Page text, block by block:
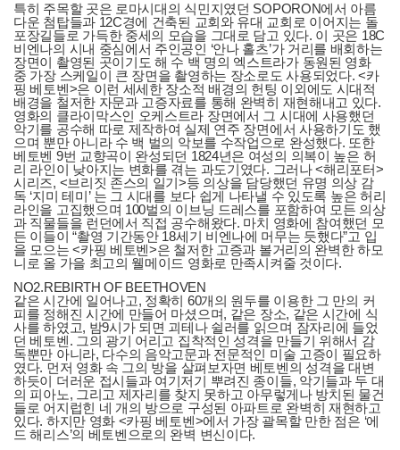
특히 주목할 곳은 로마시대의 식민지였던 SOPORON에서 아름
다운 첨탑들과 12C경에 건축된 교회와 유대 교회로 이어지는 돌
포장길들로 가득한 중세의 모습을 그대로 담고 있다. 이 곳은 18C
비엔나의 시내 중심에서 주인공인 ‘안나 홀츠’가 거리를 배회하는
장면이 촬영된 곳이기도 해 수 백 명의 엑스트라가 동원된 영화
중 가장 스케일이 큰 장면을 촬영하는 장소로도 사용되었다. <카
핑 베토벤>은 이런 세세한 장소적 배경의 헌팅 이외에도 시대적
배경을 철저한 자문과 고증자료를 통해 완벽히 재현해내고 있다.
영화의 클라이막스인 오케스트라 장면에서 그 시대에 사용했던
악기를 공수해 따로 제작하여 실제 연주 장면에서 사용하기도 했
으며 뿐만 아니라 수 백 벌의 악보를 수작업으로 완성했다. 또한
베토벤 9번 교향곡이 완성되던 1824년은 여성의 의복이 높은 허
리 라인이 낮아지는 변화를 겪는 과도기였다. 그러나 <해리포터>
시리즈, <브리짓 존스의 일기>등 의상을 담당했던 유명 의상 감
독 ‘지미 테미’ 는 그 시대를 보다 쉽게 나타낼 수 있도록 높은 허리
라인을 고집했으며 100벌의 이브닝 드레스를 포함하여 모든 의상
과 직물들을 런던에서 직접 공수해왔다. 마치 영화에 참여했던 모
든 이들이 “촬영 기간동안 18세기 비엔나에 머무는 듯했다”고 입
을 모으는 <카핑 베토벤>은 철저한 고증과 볼거리의 완벽한 하모
니로 올 가을 최고의 웰메이드 영화로 만족시켜줄 것이다.
NO2.REBIRTH OF BEETHOVEN
같은 시간에 일어나고, 정확히 60개의 원두를 이용한 그 만의 커
피를 정해진 시간에 만들어 마셨으며, 같은 장소, 같은 시간에 식
사를 하였고, 밤9시가 되면 괴테나 쉴러를 읽으며 잠자리에 들었
던 베토벤. 그의 광기 어리고 집착적인 성격을 만들기 위해서 감
독뿐만 아니라, 다수의 음악고문과 전문적인 미술 고증이 필요하
였다. 먼저 영화 속 그의 방을 살펴보자면 베토벤의 성격을 대변
하듯이 더러운 접시들과 여기저기 뿌려진 종이들, 악기들과 두 대
의 피아노, 그리고 제자리를 찾지 못하고 아무렇게나 방치된 물건
들로 어지럽힌 네 개의 방으로 구성된 아파트로 완벽히 재현하고
있다. 하지만 영화 <카핑 베토벤>에서 가장 괄목할 만한 점은 ‘에
드 해리스’의 베토벤으로의 완벽 변신이다.